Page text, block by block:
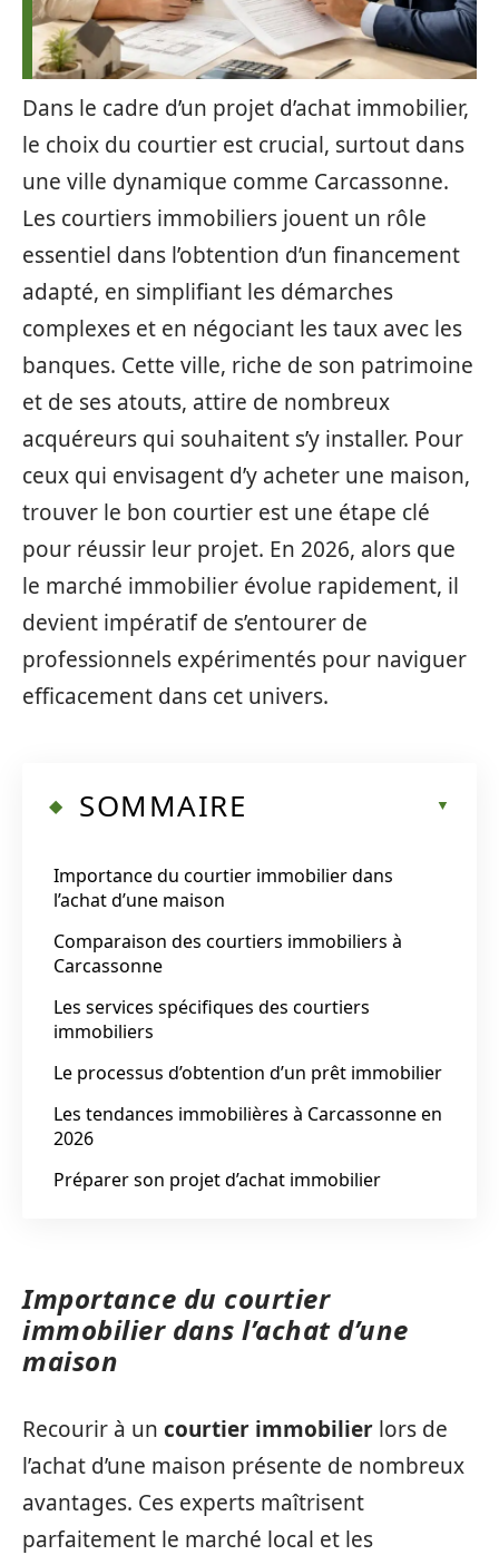
Dans le cadre d’un projet d’achat immobilier,
le choix du courtier est crucial, surtout dans
une ville dynamique comme Carcassonne.
Les courtiers immobiliers jouent un rôle
essentiel dans l’obtention d’un financement
adapté, en simplifiant les démarches
complexes et en négociant les taux avec les
banques. Cette ville, riche de son patrimoine
et de ses atouts, attire de nombreux
acquéreurs qui souhaitent s’y installer. Pour
ceux qui envisagent d’y acheter une maison,
trouver le bon courtier est une étape clé
pour réussir leur projet. En 2026, alors que
le marché immobilier évolue rapidement, il
devient impératif de s’entourer de
professionnels expérimentés pour naviguer
efficacement dans cet univers.
SOMMAIRE
Importance du courtier immobilier dans
l’achat d’une maison
Comparaison des courtiers immobiliers à
Carcassonne
Les services spécifiques des courtiers
immobiliers
Le processus d’obtention d’un prêt immobilier
Les tendances immobilières à Carcassonne en
2026
Préparer son projet d’achat immobilier
Importance du courtier
immobilier dans l’achat d’une
maison
Recourir à un courtier immobilier lors de
l’achat d’une maison présente de nombreux
avantages. Ces experts maîtrisent
parfaitement le marché local et les